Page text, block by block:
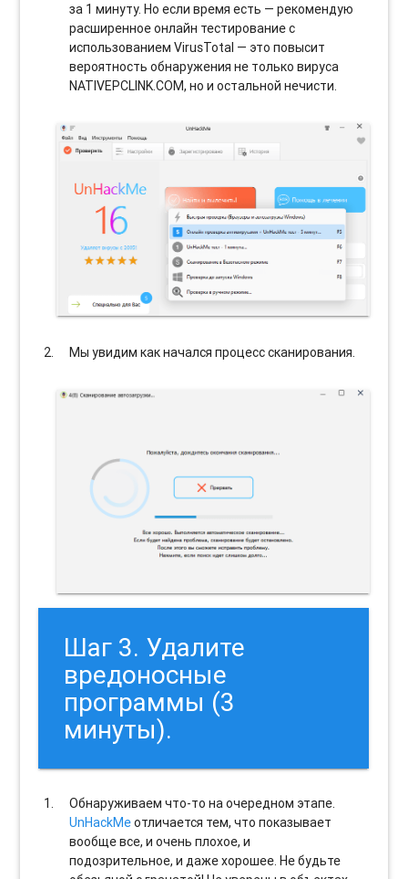
за 1 минуту. Но если время есть — рекомендую
расширенное онлайн тестирование с
использованием VirusTotal — это повысит
вероятность обнаружения не только вируса
NATIVEPCLINK.COM, но и остальной нечисти.
Мы увидим как начался процесс сканирования.
Шаг 3. Удалите
вредоносные
программы (3
минуты).
Обнаруживаем что-то на очередном этапе.
UnHackMeотличается тем, что показывает
вообще все, и очень плохое, и
подозрительное, и даже хорошее. Не будьте